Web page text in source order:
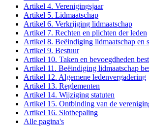
Artikel 4. Verenigingsjaar
Artikel 5. Lidmaatschap
Artikel 6. Verkrijging lidmaatschap
Artikel 7. Rechten en plichten der leden
Artikel 8. Beëindiging lidmaatschap en
Artikel 9. Bestuur
Artikel 10. Taken en bevoegdheden
Artikel 11. Beëindiging lidmaatschap
Artikel 12. Algemene ledenvergadering
Artikel 13. Reglementen
Artikel 14. Wijziging statuten
Artikel 15. Ontbinding van de
Artikel 16. Slotbepaling
Alle pagina's